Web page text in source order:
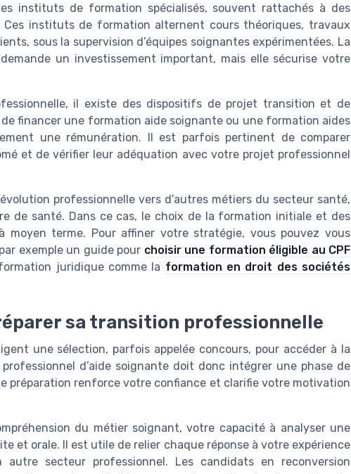
instituts de formation spécialisés, souvent rattachés à des
instituts de formation alternent cours théoriques, travaux
sous la supervision d’équipes soignantes expérimentées. La
un investissement important, mais elle sécurise votre
il existe des dispositifs de projet transition et de
financer une formation aide soignante ou une formation aides
une rémunération. Il est parfois pertinent de comparer
et de vérifier leur adéquation avec votre projet professionnel
professionnelle vers d’autres métiers du secteur santé,
de santé. Dans ce cas, le choix de la formation initiale et des
terme. Pour affiner votre stratégie, vous pouvez vous
exemple un guide pour choisir une formation éligible au CPF
juridique comme la formation en droit des sociétés
sa transition professionnelle
une sélection, parfois appelée concours, pour accéder à la
d’aide soignante doit donc intégrer une phase de
préparation renforce votre confiance et clarifie votre motivation
du métier soignant, votre capacité à analyser une
et orale. Il est utile de relier chaque réponse à votre expérience
autre secteur professionnel. Les candidats en reconversion